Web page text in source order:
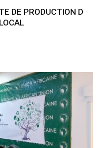
DE PRODUCTION D